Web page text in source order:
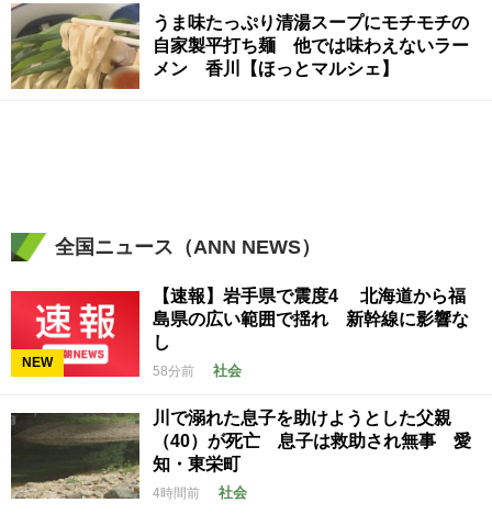
うま味たっぷり清湯スープにモチモチの
自家製平打ち麺 他では味わえないラー
メン 香川【ほっとマルシェ】
全国ニュース（ANN NEWS）
NEW
【速報】岩手県で震度4 北海道から福
島県の広い範囲で揺れ 新幹線に影響な
し
58分前 社会
川で溺れた息子を助けようとした父親
（40）が死亡 息子は救助され無事 愛
知・東栄町
4時間前 社会